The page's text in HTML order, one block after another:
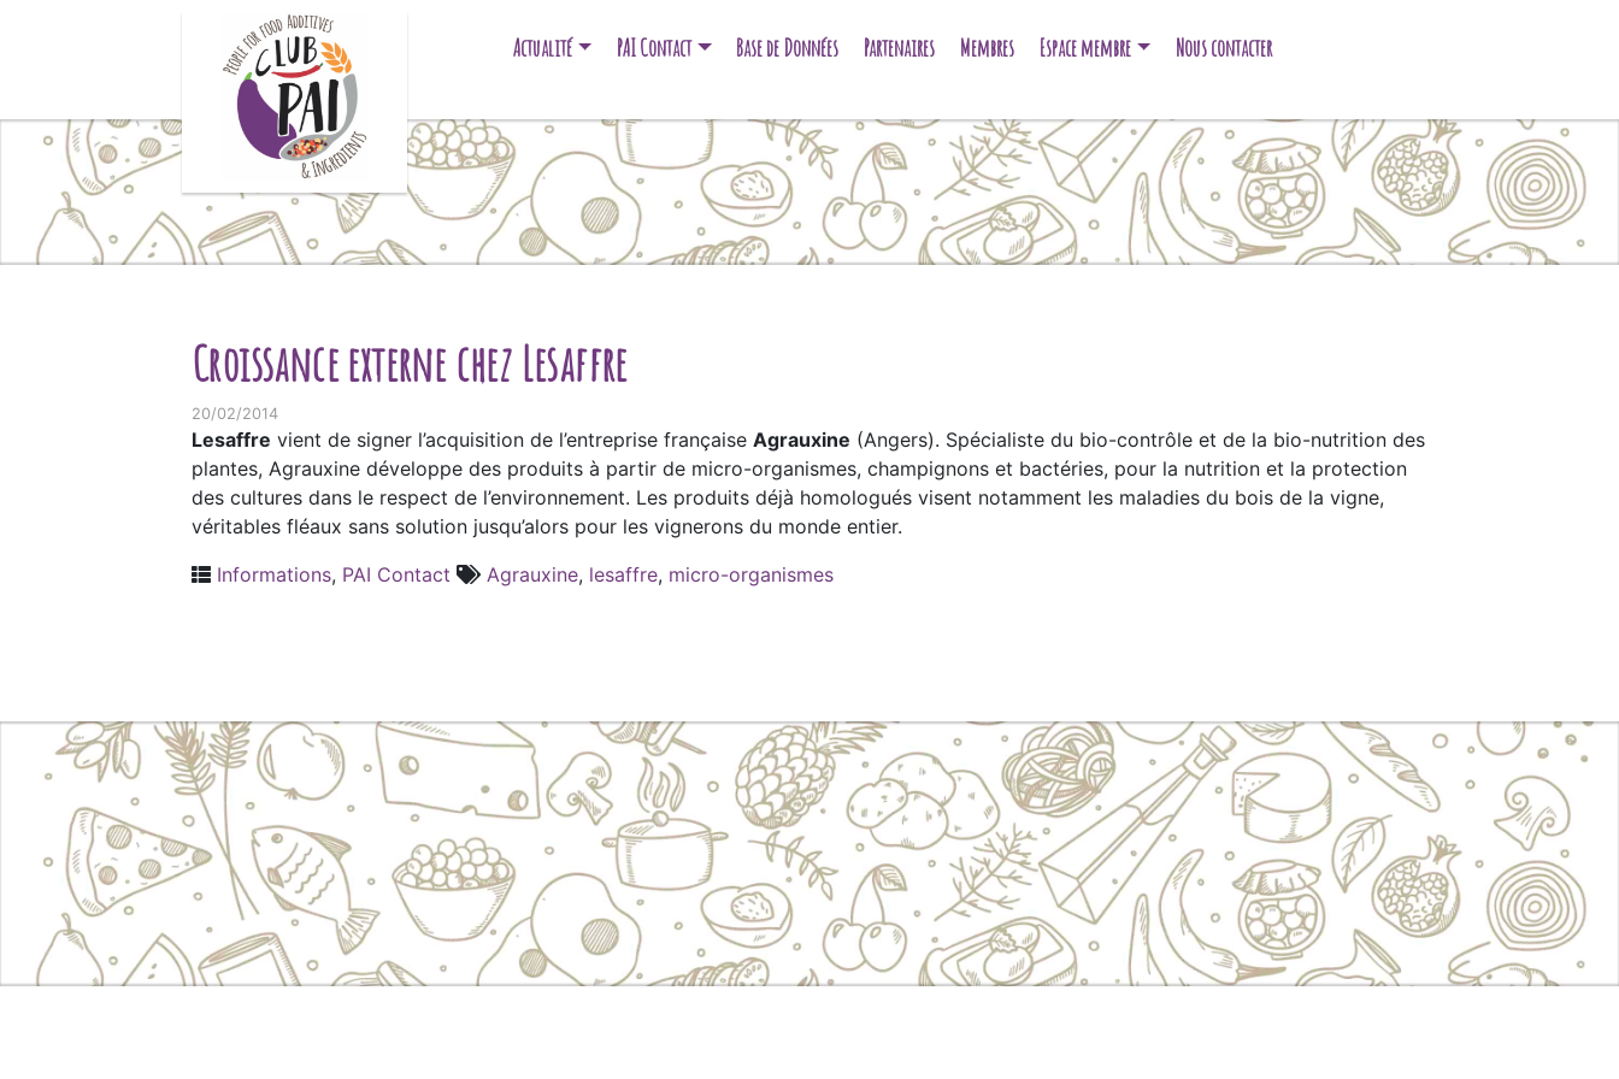
Actualité PAI Contact Base de Données Partenaires Membres Espace membre Nous contacter
Croissance externe chez Lesaffre
20/02/2014
Lesaffre vient de signer l’acquisition de l’entreprise française Agrauxine (Angers). Spécialiste du bio-contrôle et de la bio-nutrition des
plantes, Agrauxine développe des produits à partir de micro-organismes, champignons et bactéries, pour la nutrition et la protection
des cultures dans le respect de l’environnement. Les produits déjà homologués visent notamment les maladies du bois de la vigne,
véritables fléaux sans solution jusqu’alors pour les vignerons du monde entier.
Informations, PAI Contact Agrauxine, lesaffre, micro-organismes